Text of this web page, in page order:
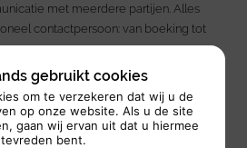
met meerdere partijen. Alles
contactpersoon: van boeking tot
band te boeken via een
Shop:
gebruikt cookies
om te verzekeren dat wij u de
op onze website. Als u de site
gaan wij ervan uit dat u hiermee
tevreden bent.